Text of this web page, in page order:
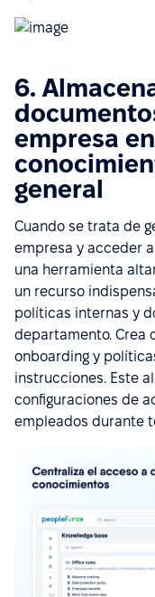
6.
empresa
general
Cuando se trata de
empresa y acceder
una herramienta
un recurso
políticas internas y
departamento. Crea
onboarding y
instrucciones. Este
configuraciones de
empleados durante